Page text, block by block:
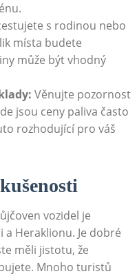
s rodinou nebo
místa budete
může být vhodný
Věnujte pozornost
jsou ceny paliva často
rozhodující pro váš
vozidel je
Heraklionu. Je dobré
měli jistotu, že
Mnoho turistů